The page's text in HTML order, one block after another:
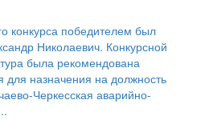
конкурса победителем был
Николаевич. Конкурсной
была рекомендована
для назначения на должность
Черкесская аварийно-